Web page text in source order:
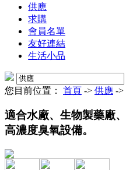
供應
求購
會員名單
友好連結
生活小品
您目前位置： 首頁 -> 供應 ->
適合水廠、生物製藥廠
高濃度臭氧設備。